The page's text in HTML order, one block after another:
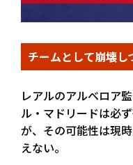
チームとして崩壊
レアルのアルベロア
ル・マドリードは必
が、その可能性は現
えない。